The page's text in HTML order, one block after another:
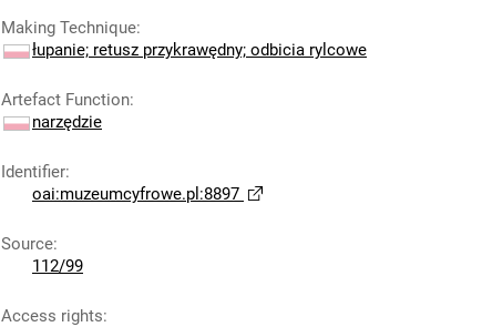
Making Technique:
łupanie; retusz przykrawędny; odbicia rylcowe
Artefact Function:
narzędzie
Identifier:
oai:muzeumcyfrowe.pl:8897
Source:
112/99
Access rights: